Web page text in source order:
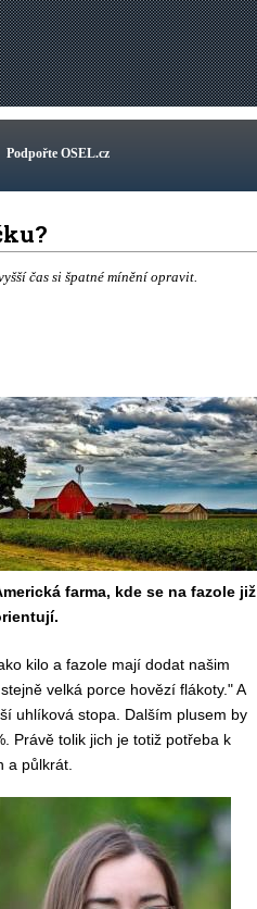
Podpořte OSEL.cz
čas si špatné mínění opravit.
farma, kde se na fazole již
kilo a fazole mají dodat našim
velká porce hovězí flákoty." A
uhlíková stopa. Dalším plusem by
Právě tolik jich je totiž potřeba k
a půlkrát.